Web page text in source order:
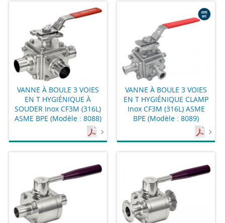
VANNE À BOULE 3 VOIES
EN T HYGIÉNIQUE À
SOUDER Inox CF3M (316L)
ASME BPE (Modèle : 8088)
VANNE À BOULE 3 VOIES
EN T HYGIÉNIQUE CLAMP
Inox CF3M (316L) ASME
BPE (Modèle : 8089)